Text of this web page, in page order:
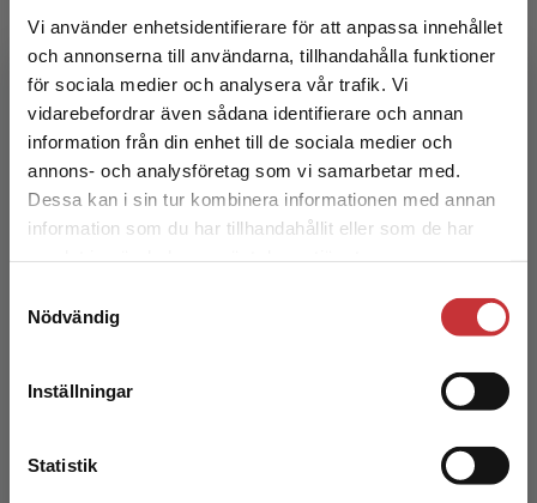
Vi använder enhetsidentifierare för att anpassa innehållet
och annonserna till användarna, tillhandahålla funktioner
för sociala medier och analysera vår trafik. Vi
vidarebefordrar även sådana identifierare och annan
information från din enhet till de sociala medier och
annons- och analysföretag som vi samarbetar med.
Dessa kan i sin tur kombinera informationen med annan
information som du har tillhandahållit eller som de har
Nödvändig
Inställningar
Statistik
Begränsad fraktregion
Det verkar som att du besöker
studentlitteratur.se via en enhet utanför Sverige.
Vi erbjuder inte leveranser utanför Sverige. För
att kunna slutföra ett köp måste
Omvårdnadens grunder
Marmstål Hammar, Lena m.fl. (red.)
578 krinkl. moms
Exkl. moms: 545 kr
Omvårdnadens grunder - paket